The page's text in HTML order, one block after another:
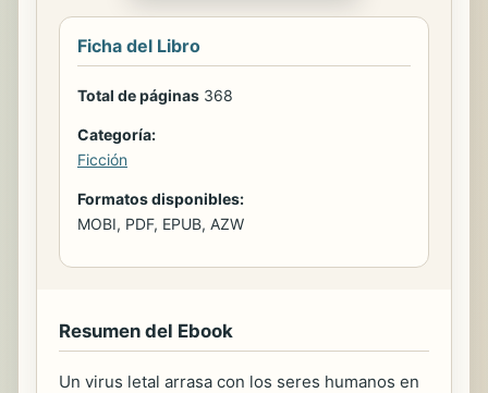
Ficha del Libro
Total de páginas 368
Categoría:
Ficción
Formatos disponibles:
MOBI, PDF, EPUB, AZW
Resumen del Ebook
Un virus letal arrasa con los seres humanos en